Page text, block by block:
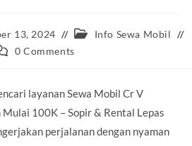
13, 2024
Post Info Sewa Mobil
0 Comments
layanan Sewa Mobil Cr V
100K – Sopir & Rental Lepas
perjalanan dengan nyaman